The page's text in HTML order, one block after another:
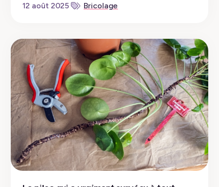
12 août 2025 Bricolage